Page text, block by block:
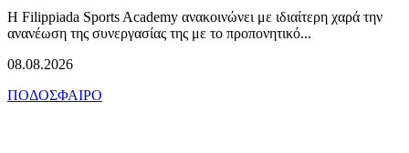
Η Filippiada Sports Academy ανακοινώνει με ιδιαίτερη χαρά την
ανανέωση της συνεργασίας της με το προπονητικό...
08.08.2026
ΠΟΔΟΣΦΑΙΡΟ